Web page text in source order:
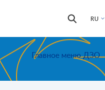
RU
Форма
Поиск
Главное меню ДЗО